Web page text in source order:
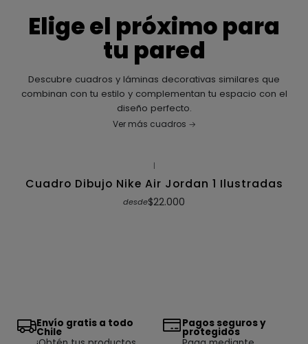
Elige el próximo para
tu pared
Descubre cuadros y láminas decorativas similares que
combinan con tu estilo y complementan tu espacio con el
diseño perfecto.
Ver más cuadros
|
Cuadro Dibujo Nike Air Jordan 1 Ilustradas
desde$22.000
Envío gratis a todo
Chile
Pagos seguros y
protegidos